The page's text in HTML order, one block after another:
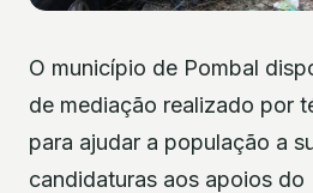
O município de Pombal
de mediação realizado por
para ajudar a população a
candidaturas aos apoios